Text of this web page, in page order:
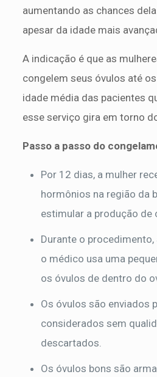
aumentando as chances
apesar da idade mais
A indicação é que as
congelem seus óvulos até
idade média das pacientes
esse serviço gira em torno
Passo a passo do
Por 12 dias, a mulher
hormônios na região da
estimular a produção de
Durante o
o médico usa uma
os óvulos de dentro do
Os óvulos são enviados
considerados sem
descartados.
Os óvulos bons são